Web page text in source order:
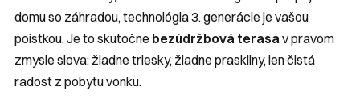
domu so záhradou, technológia 3. generácie je vašou
poistkou. Je to skutočne bezúdržbová terasav pravom
zmysle slova: žiadne triesky, žiadne praskliny, len čistá
radosť z pobytu vonku.